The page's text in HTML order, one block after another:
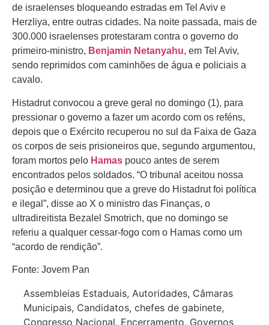
de israelenses bloqueando estradas em Tel Aviv e
Herzliya, entre outras cidades. Na noite passada, mais de
300.000 israelenses protestaram contra o governo do
primeiro-ministro, Benjamin Netanyahu, em Tel Aviv,
sendo reprimidos com caminhões de água e policiais a
cavalo.
Histadrut convocou a greve geral no domingo (1), para
pressionar o governo a fazer um acordo com os reféns,
depois que o Exército recuperou no sul da Faixa de Gaza
os corpos de seis prisioneiros que, segundo argumentou,
foram mortos pelo Hamas pouco antes de serem
encontrados pelos soldados. “O tribunal aceitou nossa
posição e determinou que a greve do Histadrut foi política
e ilegal”, disse ao X o ministro das Finanças, o
ultradireitista Bezalel Smotrich, que no domingo se
referiu a qualquer cessar-fogo com o Hamas como um
“acordo de rendição”.
Fonte: Jovem Pan
Assembleias Estaduais, Autoridades, Câmaras
Municipais, Candidatos, chefes de gabinete,
Congresso Nacional, Encerramento, Governos